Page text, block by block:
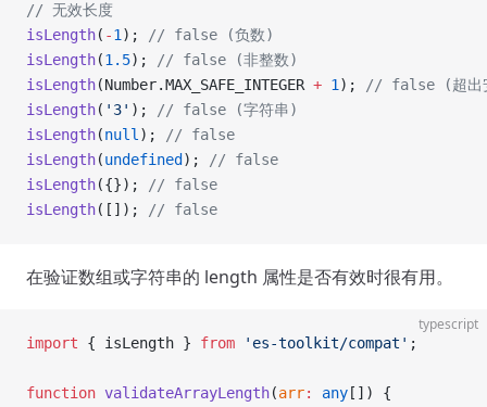
// 无效长度
isLength( -1 );
// false (负数)
isLength(1.5);
// false (非整数)
isLength(Number.MAX_SAFE_INTEGER + 1 );
// false (超出
isLength( '3' );
// false (字符串)
isLength(null );
// false
isLength(undefined );
// false
isLength({});
// false
isLength([]); // false
在验证数组或字符串的 length 属性是否有效时很有用。
typescript
import { isLength } from 'es-toolkit/compat' ;
function validateArrayLength(arr: any []) {